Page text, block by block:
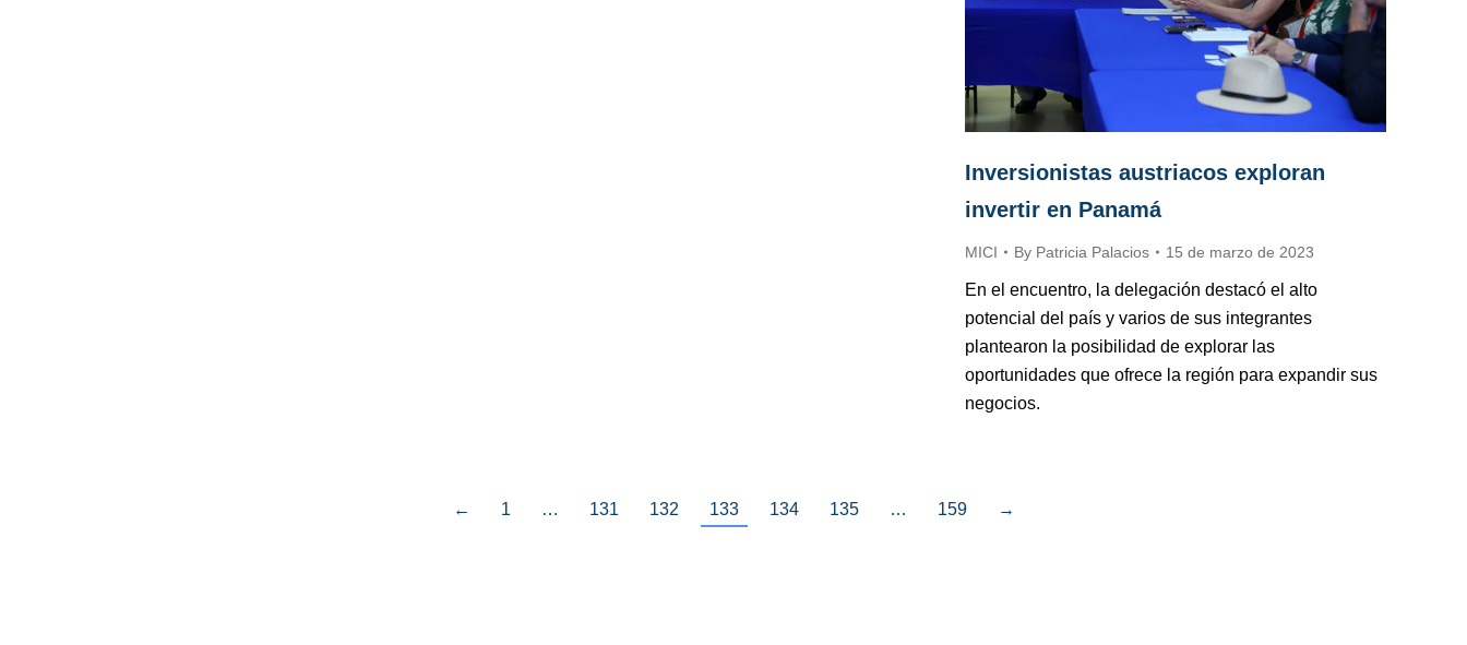
Inversionistas austriacos exploran
invertir en Panamá
MICI By Patricia Palacios 15 de marzo de 2023
En el encuentro, la delegación destacó el alto
potencial del país y varios de sus integrantes
plantearon la posibilidad de explorar las
oportunidades que ofrece la región para expandir sus
negocios.
← 1 … 131 132 133 134 135 … 159 →